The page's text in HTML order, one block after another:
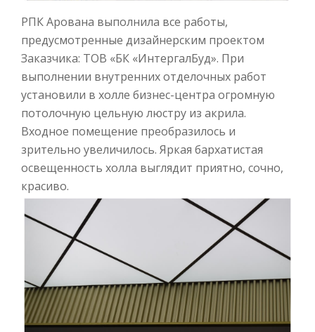
РПК Арована выполнила все работы,
предусмотренные дизайнерским проектом
Заказчика: ТОВ «БК «ИнтергалБуд»​. При
выполнении внутренних отделочных работ
установили в холле бизнес-центра огромную
потолочную цельную люстру из акрила.
Входное помещение преобразилось и
зрительно увеличилось. Яркая бархатистая
освещенность холла выглядит приятно, сочно,
красиво.